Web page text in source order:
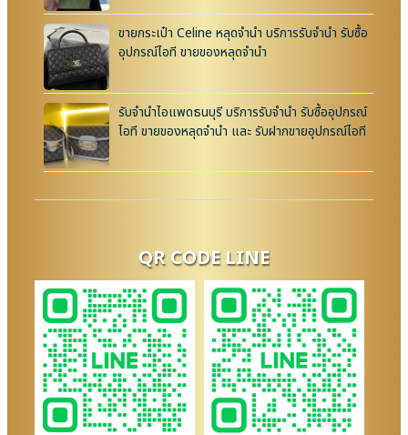
ขายกระเป๋า Celine หลุดจำนำ บริการรับจำนำ รับซื้อ
อุปกรณ์ไอที ขายของหลุดจำนำ
รับจำนำไอแพดธนบุรี บริการรับจำนำ รับซื้ออุปกรณ์
ไอที ขายของหลุดจำนำ และ รับฝากขายอุปกรณ์ไอที
QR CODE LINE